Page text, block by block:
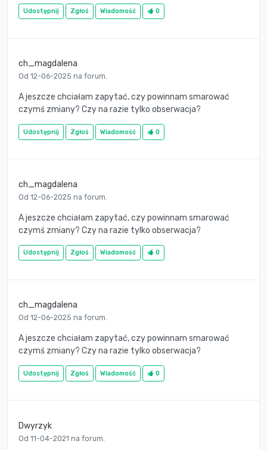
Udostępnij Zgłoś Wiadomość 0
ch_magdalena
Od 12-06-2025 na forum.
A jeszcze chciałam zapytać, czy powinnam smarować
czymś zmiany? Czy na razie tylko obserwacja?
Udostępnij Zgłoś Wiadomość 0
ch_magdalena
Od 12-06-2025 na forum.
A jeszcze chciałam zapytać, czy powinnam smarować
czymś zmiany? Czy na razie tylko obserwacja?
Udostępnij Zgłoś Wiadomość 0
ch_magdalena
Od 12-06-2025 na forum.
A jeszcze chciałam zapytać, czy powinnam smarować
czymś zmiany? Czy na razie tylko obserwacja?
Udostępnij Zgłoś Wiadomość 0
Dwyrzyk
Od 11-04-2021 na forum.